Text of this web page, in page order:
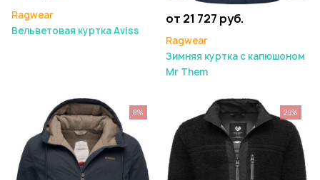
Ragwear
Вельветовая куртка Aviss
от 21 727 руб.
Ragwear
Зимняя куртка с капюшоном
Mr Them
8% 24%